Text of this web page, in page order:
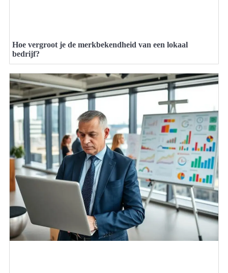
Hoe vergroot je de merkbekendheid van een lokaal
bedrijf?